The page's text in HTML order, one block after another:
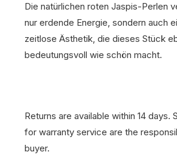
Die natürlichen roten Jaspis-Perlen
nur erdende Energie, sondern auch
zeitlose Ästhetik, die dieses Stück
bedeutungsvoll wie schön macht.
Returns are available within 14 days.
for warranty service are the
buyer.